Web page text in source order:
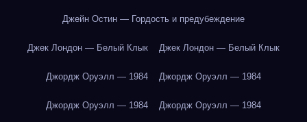
Джейн Остин — Гордость и предубеждение
Джек Лондон — Белый Клык Джек Лондон — Белый Клык
Джордж Оруэлл — 1984 Джордж Оруэлл — 1984
Джордж Оруэлл — 1984 Джордж Оруэлл — 1984